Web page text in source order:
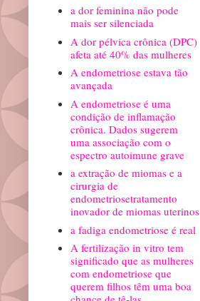
a dor feminina não pode
mais ser silenciada
A dor pélvica crônica (DPC)
afeta até 40% das mulheres
A endometriose estava tão
avançada
A endometriose é uma
condição de inflamação
crônica. Dados sugerem
uma associação com o
espectro autoimune grave
a extração de miomas e a
cirurgia de
endometriosetratamento
inovador de miomas uterinos
a fadiga endometriose é real
A fertilização in vitro tem
significado que as mulheres
com endometriose que
querem filhos têm uma boa